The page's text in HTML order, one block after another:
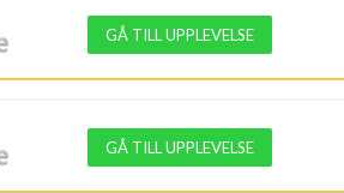
GÅ TILL UPPLEVELSE
GÅ TILL UPPLEVELSE